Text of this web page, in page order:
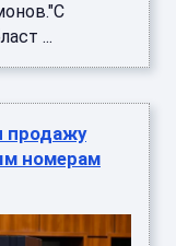
...
продажу
номерам